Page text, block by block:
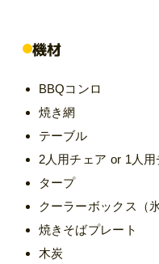
機材
BBQコンロ
焼き網
テーブル
2人用チェア or 1人用
タープ
クーラーボックス（
焼きそばプレート
木炭